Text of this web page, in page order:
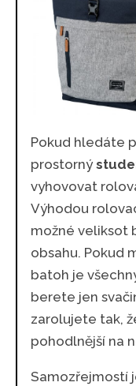
Pokud hledáte
prostorný
vyhovovat
Výhodou
možné veliksot
obsahu. Pokud
batoh je
berete jen
zarolujete tak,
pohodlnější na
Samozřejmostí